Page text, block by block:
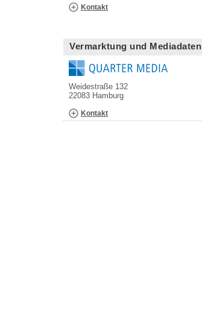
Kontakt
Vermarktung und Mediadaten
Weidestraße 132
22083 Hamburg
Kontakt